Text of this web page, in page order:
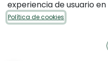
Envíenos un mensaje
experiencia de usuario
Política de cookies